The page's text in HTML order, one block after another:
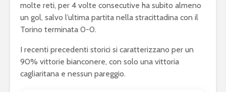
molte reti, per 4 volte consecutive ha subito almeno
un gol, salvo l’ultima partita nella stracittadina con il
Torino terminata 0-0.
I recenti precedenti storici si caratterizzano per un
90% vittorie bianconere, con solo una vittoria
cagliaritana e nessun pareggio.